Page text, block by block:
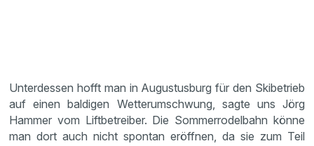
Unterdessen hofft man in Augustusburg für den Skibetrieb
auf einen baldigen Wetterumschwung, sagte uns Jörg
Hammer vom Liftbetreiber. Die Sommerrodelbahn könne
man dort auch nicht spontan eröffnen, da sie zum Teil